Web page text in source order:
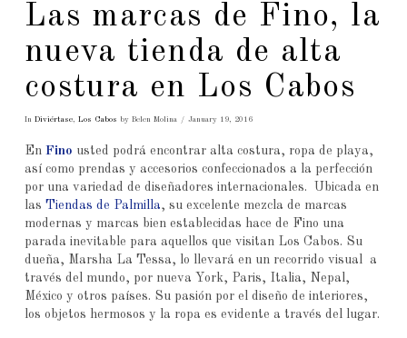
Las marcas de Fino, la
nueva tienda de alta
costura en Los Cabos
In Diviértase, Los Cabos by Belen Molina January 19, 2016
En Fino usted podrá encontrar alta costura, ropa de playa,
así como prendas y accesorios confeccionados a la perfección
por una variedad de diseñadores internacionales. Ubicada en
las Tiendas de Palmilla, su excelente mezcla de marcas
modernas y marcas bien establecidas hace de Fino una
parada inevitable para aquellos que visitan Los Cabos. Su
dueña, Marsha La Tessa, lo llevará en un recorrido visual a
través del mundo, por nueva York, Paris, Italia, Nepal,
México y otros países. Su pasión por el diseño de interiores,
los objetos hermosos y la ropa es evidente a través del lugar.